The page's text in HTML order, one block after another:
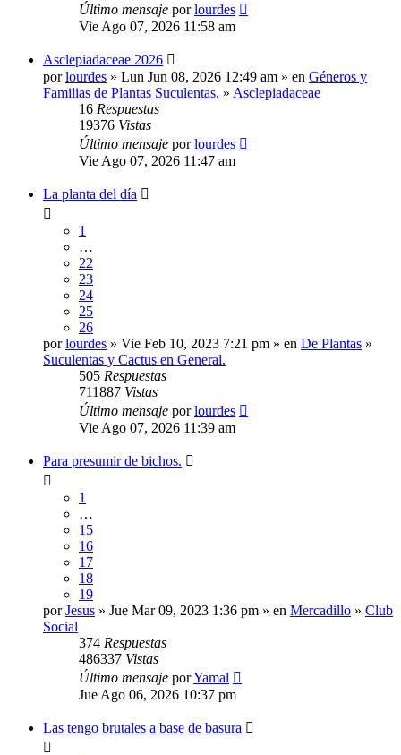
Último mensaje porlourdes
Vie Ago 07, 2026 11:58 am
Asclepiadaceae 2026
porlourdes » Lun Jun 08, 2026 12:49 am » en Géneros y
Familias de Plantas Suculentas. » Asclepiadaceae
16 Respuestas
19376 Vistas
Último mensaje porlourdes
Vie Ago 07, 2026 11:47 am
La planta del día
1
…
22
23
24
25
26
porlourdes » Vie Feb 10, 2023 7:21 pm » en De Plantas »
Suculentas y Cactus en General.
505 Respuestas
711887 Vistas
Último mensaje porlourdes
Vie Ago 07, 2026 11:39 am
Para presumir de bichos.
1
…
15
16
17
18
19
porJesus » Jue Mar 09, 2023 1:36 pm » en Mercadillo » Club
Social
374 Respuestas
486337 Vistas
Último mensaje porYamal
Jue Ago 06, 2026 10:37 pm
Las tengo brutales a base de basura